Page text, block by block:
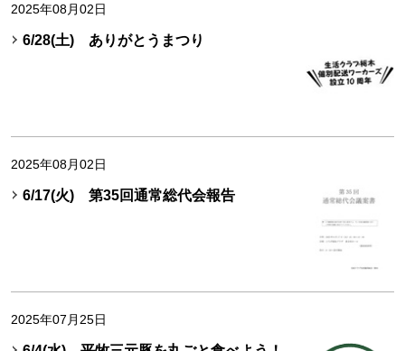
2025年08月02日
6/28(土) ありがとうまつり
2025年08月02日
6/17(火) 第35回通常総代会報告
2025年07月25日